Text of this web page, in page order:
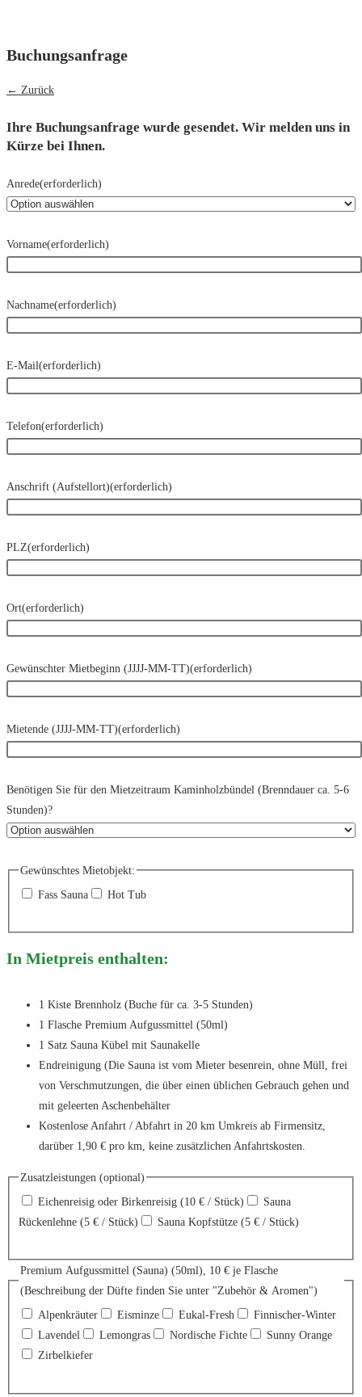
Buchungsanfrage
← Zurück
Ihre Buchungsanfrage wurde gesendet. Wir melden uns in
Kürze bei Ihnen.
Anrede(erforderlich)
Vorname(erforderlich)
Nachname(erforderlich)
E-Mail(erforderlich)
Telefon(erforderlich)
Anschrift (Aufstellort)(erforderlich)
PLZ(erforderlich)
Ort(erforderlich)
Gewünschter Mietbeginn (JJJJ-MM-TT)(erforderlich)
Mietende (JJJJ-MM-TT)(erforderlich)
Benötigen Sie für den Mietzeitraum Kaminholzbündel (Brenndauer ca. 5-6
Stunden)?
Gewünschtes Mietobjekt:
Fass Sauna
Hot Tub
In Mietpreis enthalten:
1 Kiste Brennholz (Buche für ca. 3-5 Stunden)
1 Flasche Premium Aufgussmittel (50ml)
1 Satz Sauna Kübel mit Saunakelle
Endreinigung (Die Sauna ist vom Mieter besenrein, ohne Müll, frei
von Verschmutzungen, die über einen üblichen Gebrauch gehen und
mit geleerten Aschenbehälter
Kostenlose Anfahrt / Abfahrt in 20 km Umkreis ab Firmensitz,
darüber 1,90 € pro km, keine zusätzlichen Anfahrtskosten.
Zusatzleistungen (optional)
Eichenreisig oder Birkenreisig (10 € / Stück)
Sauna
Rückenlehne (5 € / Stück)
Sauna Kopfstütze (5 € / Stück)
Premium Aufgussmittel (Sauna) (50ml), 10 € je Flasche
(Beschreibung der Düfte finden Sie unter "Zubehör & Aromen")
Alpenkräuter
Eisminze Eukal-Fresh
Finnischer-Winter
Lavendel
Lemongras Nordische Fichte
Sunny Orange
Zirbelkiefer